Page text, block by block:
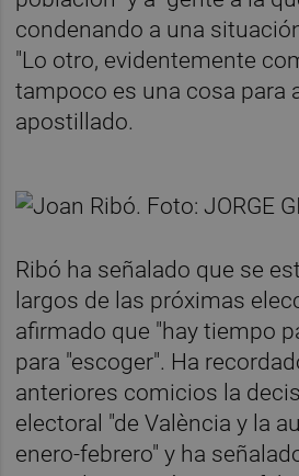
condenando a una
"Lo otro, evidentemente
tampoco es una cosa para
apostillado.
Ribó ha señalado que se
largos de las próximas
afirmado que "hay tiempo
para "escoger". Ha
anteriores comicios la
electoral "de València y la
enero-febrero" y ha